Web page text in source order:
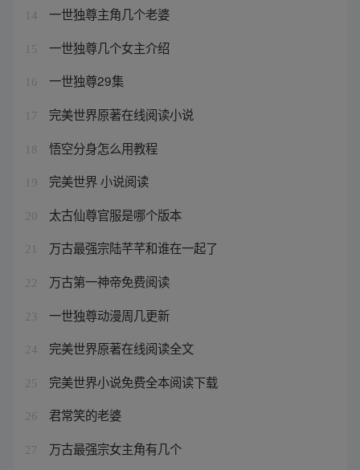
14 一世独尊主角几个老婆
15 一世独尊几个女主介绍
16 一世独尊29集
17 完美世界原著在线阅读小说
18 悟空分身怎么用教程
19 完美世界 小说阅读
20 太古仙尊官服是哪个版本
21 万古最强宗陆芊芊和谁在一起了
22 万古第一神帝免费阅读
23 一世独尊动漫周几更新
24 完美世界原著在线阅读全文
25 完美世界小说免费全本阅读下载
26 君常笑的老婆
27 万古最强宗女主角有几个